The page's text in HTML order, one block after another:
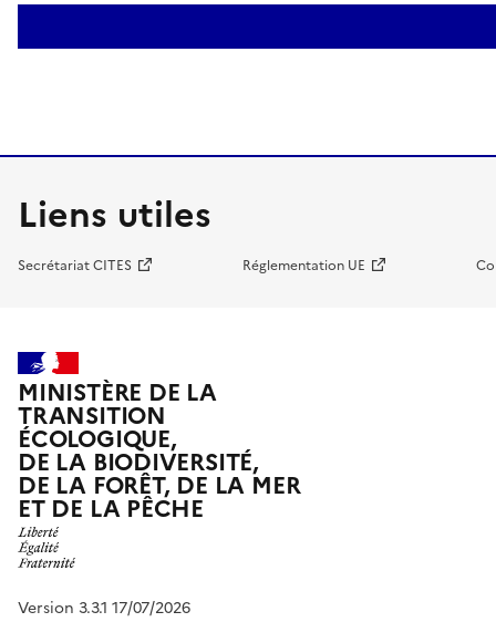
Liens utiles
Secrétariat CITES Réglementation UE
MINISTÈRE DE LA
TRANSITION
ÉCOLOGIQUE,
DE LA BIODIVERSITÉ,
DE LA FORÊT, DE LA MER
ET DE LA PÊCHE
Version 3.3.1 17/07/2026